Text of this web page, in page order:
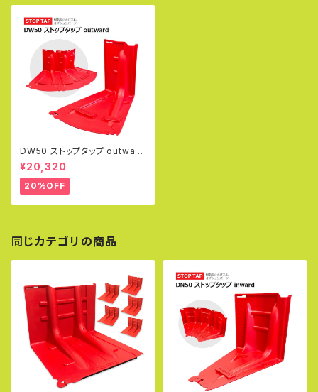
DW50 ストップタップ outward
（外側）止水パネル 止水板 土の
う 浸水対策 水害対策 ゲリラ豪
雨 防災 玄関 洪水 大雨 台風 オ
プションパーツ
¥20,320
20%OFF
同じカテゴリの商品